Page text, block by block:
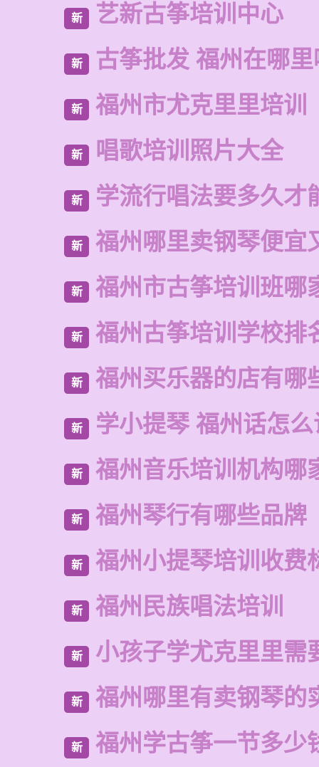
新 艺新古筝培训中心
新 古筝批发 福州在哪
新 福州市尤克里里培训
新 唱歌培训照片大全
新 学流行唱法要多久才
新 福州哪里卖钢琴便宜
新 福州市古筝培训班哪
新 福州古筝培训学校排
新 福州买乐器的店有哪
新 学小提琴 福州话怎
新 福州音乐培训机构哪
新 福州琴行有哪些品牌
新 福州小提琴培训收费
新 福州民族唱法培训
新 小孩子学尤克里里需
新 福州哪里有卖钢琴的
新 福州学古筝一节多少